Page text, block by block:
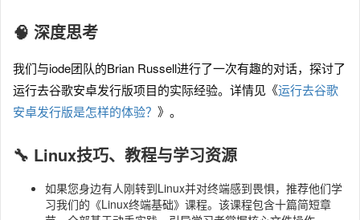
🧠 深度思考
我们与iode团队的Brian Russell进行了一次有趣的对话，探讨了
运行去谷歌安卓发行版项目的实际经验。详情见《运行去谷歌
安卓发行版是怎样的体验？ 》。
🔧 Linux技巧、教程与学习资源
如果您身边有人刚转到Linux并对终端感到畏惧，推荐他们学
习我们的《Linux终端基础》课程。该课程包含十篇简短章